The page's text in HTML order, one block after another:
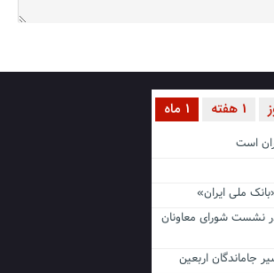
1 ماه 1 هفته
نشست شورای معاونان
جاماندگان اربعین